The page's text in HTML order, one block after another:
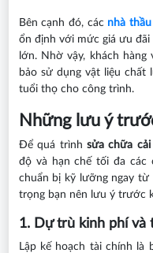
Bên cạnh đó, các nhà
ổn định với mức giá ưu
lớn. Nhờ vậy, khách
bảo sử dụng vật liệu chất
tuổi thọ cho công trình.
Những lưu ý
Để quá trình sửa chữa
độ và hạn chế tối đa các
chuẩn bị kỹ lưỡng ngay từ
trọng bạn nên lưu ý trước
1. Dự trù kinh phí và
Lập kế hoạch tài chính